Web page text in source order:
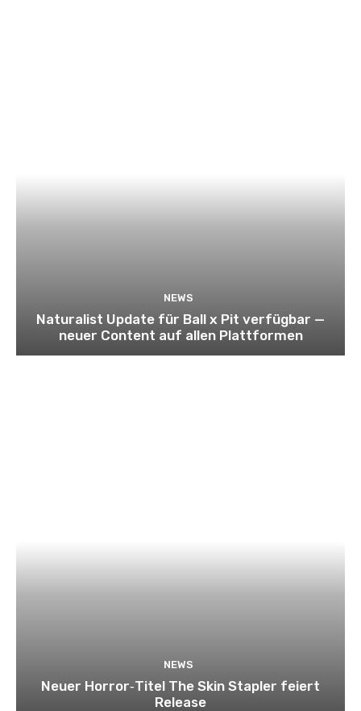
NEWS
Naturalist Update für Ball x Pit verfügbar —
neuer Content auf allen Plattformen
NEWS
Neuer Horror‑Titel The Skin Stapler feiert
Release